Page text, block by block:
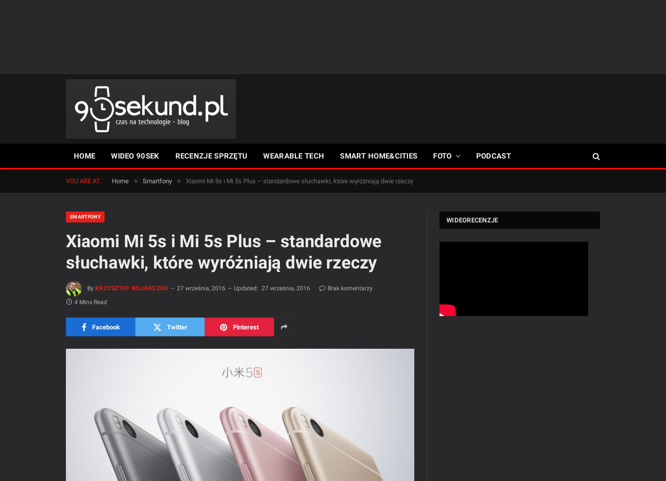
HOME WIDEO 90SEK RECENZJE SPRZĘTU WEARABLE TECH SMART HOME&CITIES FOTO PODCAST
YOU ARE AT: Home » Smartfony » Xiaomi Mi 5s i Mi 5s Plus – standardowe słuchawki, które wyróżniają dwie rzeczy
SMARTFONY
Xiaomi Mi 5s i Mi 5s Plus – standardowe
słuchawki, które wyróżniają dwie rzeczy
By KRZYSZTOF BOJARCZUK 27 września, 2016 Updated: 27 września, 2016
Brak komentarzy
4 Mins Read
Facebook Twitter Pinterest
WIDEORECENZJE